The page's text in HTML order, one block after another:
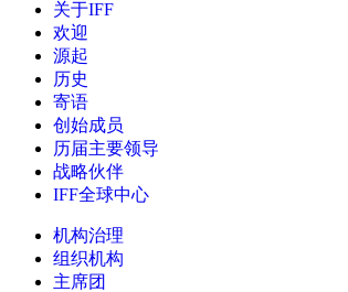
关于IFF
欢迎
源起
历史
寄语
创始成员
历届主要领导
战略伙伴
IFF全球中心
机构治理
组织机构
主席团